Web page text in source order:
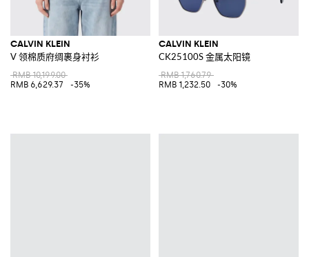
CALVIN KLEIN
V 领棉质府绸裹身衬衫
RMB 10,199.00
RMB 6,629.37
-35%
CALVIN KLEIN
CK25100S 金属太阳镜
RMB 1,760.79
RMB 1,232.50
-30%